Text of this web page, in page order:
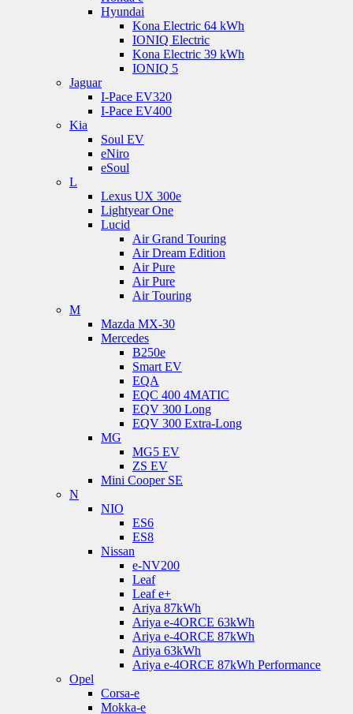
Hyundai
Kona Electric 64 kWh
IONIQ Electric
Kona Electric 39 kWh
IONIQ 5
Jaguar
I-Pace EV320
I-Pace EV400
Kia
Soul EV
eNiro
eSoul
L
Lexus UX 300e
Lightyear One
Lucid
Air Grand Touring
Air Dream Edition
Air Pure
Air Pure
Air Touring
M
Mazda MX-30
Mercedes
B250e
Smart EV
EQA
EQC 400 4MATIC
EQV 300 Long
EQV 300 Extra-Long
MG
MG5 EV
ZS EV
Mini Cooper SE
N
NIO
ES6
ES8
Nissan
e-NV200
Leaf
Leaf e+
Ariya 87kWh
Ariya e-4ORCE 63kWh
Ariya e-4ORCE 87kWh
Ariya 63kWh
Ariya e-4ORCE 87kWh Performance
Opel
Corsa-e
Mokka-e